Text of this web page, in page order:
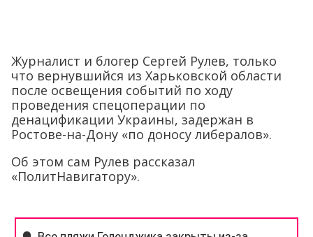
Журналист и блогер Сергей Рулев, только
что вернувшийся из Харьковской области
после освещения событий по ходу
проведения спецоперации по
денацификации Украины, задержан в
Ростове-на-Дону «по доносу либералов».
Об этом сам Рулев рассказал
«ПолитНавигатору».